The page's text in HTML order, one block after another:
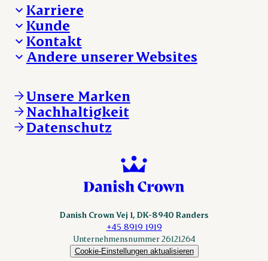
Karriere
Deine Karriere bei Danish Crown
Aktuelle Jobangebote
Danish Crown
Kunde
Was wir anbieten
Lebensmittelsicherheit
Kontakt
Aktuelles und Presse
Sonstige Anfragen
Andere unserer Websites
DAT-Schaub.com
ESS-FOOD.com
KLS.se
nordicspoor.com
Unsere Marken
Nachhaltigkeit
Datenschutz
Danish Crown Vej 1, DK-8940 Randers
+45 8919 1919
Unternehmensnummer 26121264
Cookie-Einstellungen aktualisieren